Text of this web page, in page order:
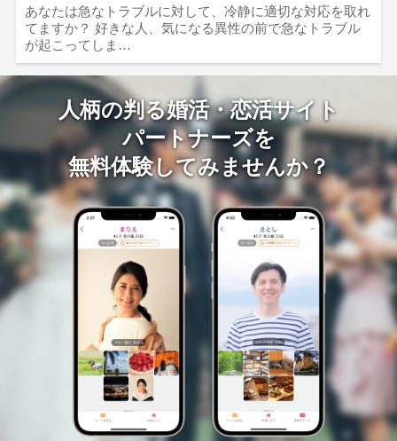
あなたは急なトラブルに対して、冷静に適切な対応を取れ
てますか？ 好きな人、気になる異性の前で急なトラブル
が起こってしま…
人柄の判る婚活・恋活サイト
パートナーズを
無料体験してみませんか？